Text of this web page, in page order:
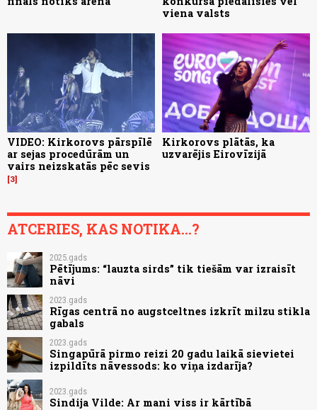
viena valsts
VIDEO: Kirkorovs pārspīlē
ar sejas procedūrām un
vairs neizskatās pēc sevis
3
Kirkorovs plātās, ka
uzvarējis Eirovīzijā
ATCERIES, KAS NOTIKA...?
2025.gads
Pētījums: “lauzta sirds” tik tiešām var izraisīt
nāvi
2023.gads
Rīgas centrā no augstceltnes izkrīt milzu stikla
gabals
2023.gads
Singapūrā pirmo reizi 20 gadu laikā sievietei
izpildīts nāvessods: ko viņa izdarīja?
2023.gads
Sindija Vilde: Ar mani viss ir kārtībā